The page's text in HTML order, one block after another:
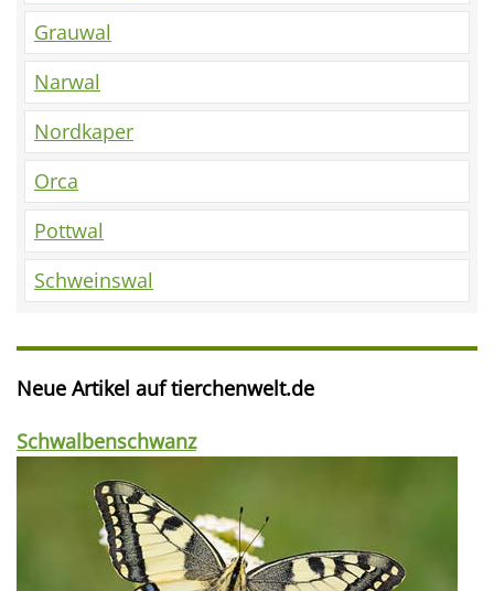
Grauwal
Narwal
Nordkaper
Orca
Pottwal
Schweinswal
Neue Artikel auf tierchenwelt.de
Schwalbenschwanz